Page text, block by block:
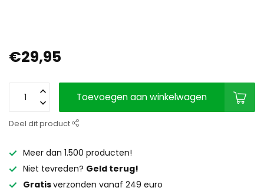
€29,95
Toevoegen aan winkelwagen
Deel dit product
Meer dan 1.500 producten!
Niet tevreden? Geld terug!
Gratisverzonden vanaf 249 euro